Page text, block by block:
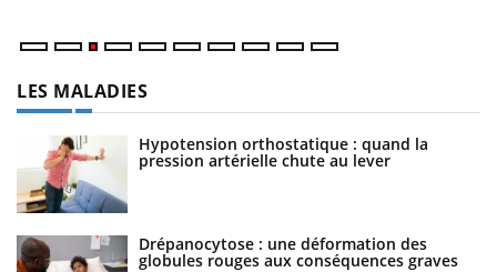
LES MALADIES
Hypotension orthostatique : quand la
pression artérielle chute au lever
Drépanocytose : une déformation des
globules rouges aux conséquences graves